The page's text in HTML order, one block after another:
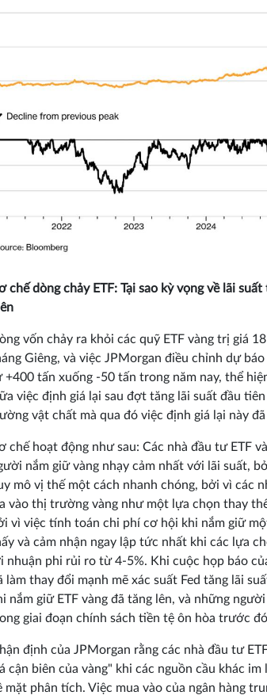
chế dòng chảy ETF: Tại sao kỳ vọng về lãi
vốn chảy ra khỏi các quỹ ETF vàng trị giá
Giêng, và việc JPMorgan điều chỉnh dự
+400 tấn xuống -50 tấn trong năm nay, thể
việc định giá lại sau đợt tăng lãi suất đầu
vật chất mà qua đó việc định giá lại này
chế hoạt động như sau: Các nhà đầu tư ETF
nắm giữ vàng nhạy cảm nhất với lãi suất,
mô vị thế một cách nhanh chóng, bởi vì các
vào thị trường vàng như một lựa chọn thay
vì việc tính toán chi phí cơ hội khi nắm giữ
và cảm nhận ngay lập tức nhất khi các lựa
nhuận phi rủi ro từ 4-5%. Khi cuộc họp báo
làm thay đổi mạnh mẽ xác suất Fed tăng lãi
nắm giữ ETF vàng đã tăng lên, và những
giai đoạn chính sách tiền tệ ôn hòa trước
định của JPMorgan rằng các nhà đầu tư
cận biên của vàng" khi các nguồn cầu khác
mặt phân tích. Việc mua vào của ngân hàng